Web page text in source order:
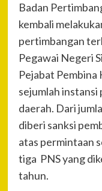
Badan
kembali
pertimbangan
Pegawai Negeri
Pejabat Pembina
sejumlah
daerah. Dari
diberi sanksi
atas permintaan
tiga PNS yang
tahun.